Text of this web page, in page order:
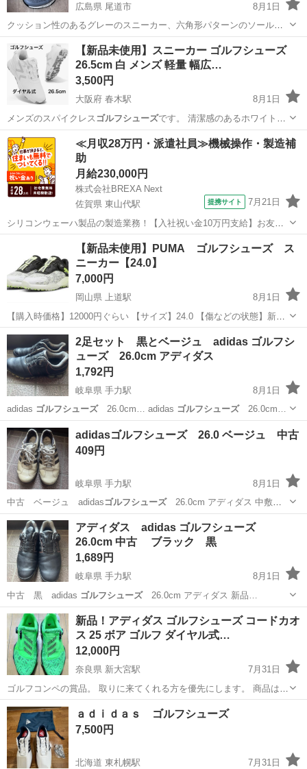
広島県 尾道市
8月1日
クッション性のあるグレーのスニーカー、六角形パターンのソールデ
ザインが特徴。 本品は中古品です - ブランド: New Balance - 色: グレ
ー - スタイル: スニーカースパイクレス - ソールのデザイン: 六角...
広島 尾道市 ゴルフ ゴルフシューズ
【新品未使用】スニーカー ゴルフシューズ
26.5cm 白 メンズ 軽量 幅広…
3,500円
大阪府 春木駅
8月1日
メンズのスパイクレス ゴルフシューズです。 清潔感のあるホワイトカ
ラー…
大阪 岸和田市 春木駅 靴
≪月収28万円・派遣社員≫機械操作・製造補
助
月給230,000円
株式会社BREXA Next
佐賀県 東山代駅
提携サイト 7月21日
シリコンウェーハ製品の製造業務！【入社祝い金10万円支給】お友達
やカップルとの応募OK◎年間休日129日＆休出なしでプライベート充
実♪業務はクリーンルームで快適作業◎自社正社員登用制度あり★1食
300円～の格安食堂あり！《佐...
伊万里市 東山代駅
【新品未使用】PUMA ゴルフシューズ ス
ニーカー【24.0】
7,000円
岡山県 上道駅
8月1日
【購入時価格】12000円ぐらい 【サイズ】24.0 【傷などの状態】新品
未使用 【ブランド】PUMA 【備考】防水、ダイヤル式 【検索ワー
ド】靴 シューズ スニーカー プーマ PUMA スポーツ ゴル
フ アウトドア ...
岡山 岡山市 上道駅 靴
2足セット 黒とベージュ adidas ゴルフシ
ューズ 26.0cm アディダス
1,792円
岐阜県 手力駅
8月1日
adidas ゴルフシューズ26.0cm… adidas ゴルフシューズ26.0cm…
岐阜 羽島郡 ゴルフシューズ
adidasゴルフシューズ 26.0 ベージュ 中古
409円
岐阜県 手力駅
8月1日
中古 ベージュ adidasゴルフシューズ26.0cm アディダス 中敷
な…
岐阜 羽島郡 手力駅
アディダス adidas ゴルフシューズ
26.0cm 中古 ブラック 黒
1,689円
岐阜県 手力駅
8月1日
中古 黒 adidas ゴルフシューズ 26.0cm アディダス 新品…
岐阜 羽島郡 手力駅 ゴルフ ゴルフシューズ
新品！アディダス ゴルフシューズ コードカオ
ス 25 ボア ゴルフ ダイヤル式…
12,000円
奈良県 新大宮駅
7月31日
ゴルフコンペの賞品。 取りに来てくれる方を優先にします。 商品は
26.0cm新品です。 商品価格減額しました。
奈良 奈良市 ゴルフ
ａｄｉｄａｓ ゴルフシューズ
7,500円
北海道 東札幌駅 7月31日